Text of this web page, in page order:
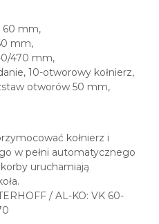
60 mm,
mm,
470 mm,
10-otworowy kołnierz,
otworów 50 mm,
kołnierz i
w pełni automatycznego
uruchamiają
/ AL-KO: VK 60-